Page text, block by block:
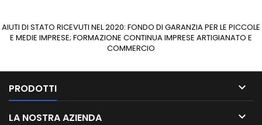
AIUTI DI STATO RICEVUTI NEL 2020: FONDO DI GARANZIA PER LE PICCOLE
E MEDIE IMPRESE; FORMAZIONE CONTINUA IMPRESE ARTIGIANATO E
COMMERCIO
PRODOTTI 
LA NOSTRA AZIENDA 